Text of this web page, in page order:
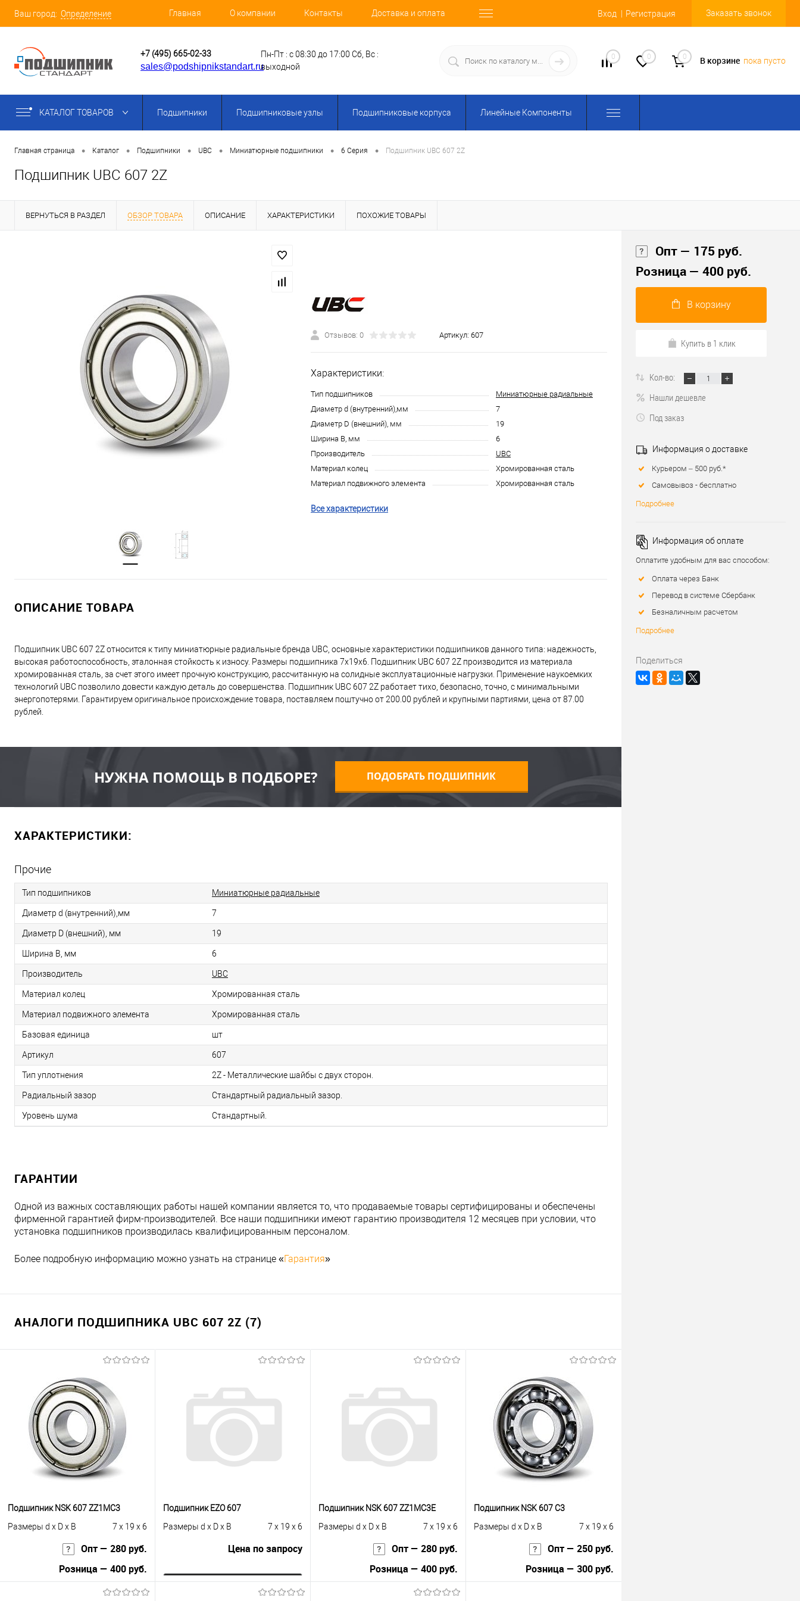
Ваш город: Определение Главная О компании Контакты Доставка и оплата Вход Регистрация Заказать звонок
+7 (495) 665-02-33
sales@podshipnikstandart.ru
Пн-Пт : с 08:30 до 17:00 Сб, Вс :
выходной
0 0 0 В корзине пока пусто
КАТАЛОГ ТОВАРОВ Подшипники Подшипниковые узлы Подшипниковые корпуса Линейные Компоненты
Главная страница • Каталог • Подшипники • UBC • Миниатюрные подшипники • 6 Серия • Подшипник UBC 607 2Z
Подшипник UBC 607 2Z
ВЕРНУТЬСЯ В РАЗДЕЛ ОБЗОР ТОВАРА ОПИСАНИЕ ХАРАКТЕРИСТИКИ ПОХОЖИЕ ТОВАРЫ
Отзывов: 0 Артикул: 607
Характеристики:
Тип подшипников
Миниатюрные радиальные
Диаметр d (внутренний),мм
7
Диаметр D (внешний), мм
19
Ширина B, мм
6
Производитель
UBC
Материал колец
Хромированная сталь
Материал подвижного элемента
Хромированная сталь
Все характеристики
ОПИСАНИЕ ТОВАРА
Подшипник UBC 607 2Z относится к типу миниатюрные радиальные бренда UBC, основные характеристики подшипников данного типа: надежность,
высокая работоспособность, эталонная стойкость к износу. Размеры подшипника 7x19x6. Подшипник UBC 607 2Z производится из материала
хромированная сталь, за счет этого имеет прочную конструкцию, рассчитанную на солидные эксплуатационные нагрузки. Применение наукоемких
технологий UBC позволило довести каждую деталь до совершенства. Подшипник UBC 607 2Z работает тихо, безопасно, точно, с минимальными
энергопотерями. Гарантируем оригинальное происхождение товара, поставляем поштучно от 200.00 рублей и крупными партиями, цена от 87.00
рублей.
НУЖНА ПОМОЩЬ В ПОДБОРЕ? ПОДОБРАТЬ ПОДШИПНИК
ХАРАКТЕРИСТИКИ:
Прочие
Тип подшипников Миниатюрные радиальные
Диаметр d (внутренний),мм 7
Диаметр D (внешний), мм 19
Ширина B, мм 6
Производитель UBC
Материал колец Хромированная сталь
Материал подвижного элемента Хромированная сталь
Базовая единица шт
Артикул 607
Тип уплотнения 2Z - Металлические шайбы с двух сторон.
Радиальный зазор Стандартный радиальный зазор.
Уровень шума Стандартный.
ГАРАНТИИ
Одной из важных составляющих работы нашей компании является то, что продаваемые товары сертифицированы и обеспечены
фирменной гарантией фирм-производителей. Все наши подшипники имеют гарантию производителя 12 месяцев при условии, что
установка подшипников производилась квалифицированным персоналом.
Более подробную информацию можно узнать на странице «Гарантия»
АНАЛОГИ ПОДШИПНИКА UBC 607 2Z (7)
Подшипник NSK 607 ZZ1MC3
Размеры d x D x B
7 x 19 x 6
Опт — 280 руб.
Розница — 400 руб.
Подшипник EZO 607
Размеры d x D x B
7 x 19 x 6
Цена по запросу
Запросить цену
Подшипник NSK 607 ZZ1MC3E
Размеры d x D x B
7 x 19 x 6
Опт — 280 руб.
Розница — 400 руб.
Подшипник NSK 607 C3
Размеры d x D x B
7 x 19 x 6
Опт — 250 руб.
Розница — 300 руб.
Опт — 175 руб.
Розница — 400 руб.
В корзину
Купить в 1 клик
Кол-во:
Нашли дешевле
Под заказ
Информация о доставке
Курьером – 500 руб.*
Самовывоз - бесплатно
Подробнее
Информация об оплате
Оплатите удобным для вас способом:
Оплата через Банк
Перевод в системе Сбербанк
Безналичным расчетом
Подробнее
Поделиться